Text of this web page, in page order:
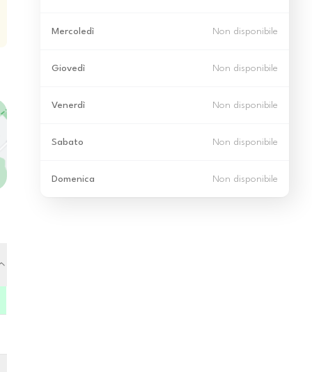
Mercoledì Non disponibile
Giovedì Non disponibile
Venerdì Non disponibile
Sabato Non disponibile
Domenica Non disponibile